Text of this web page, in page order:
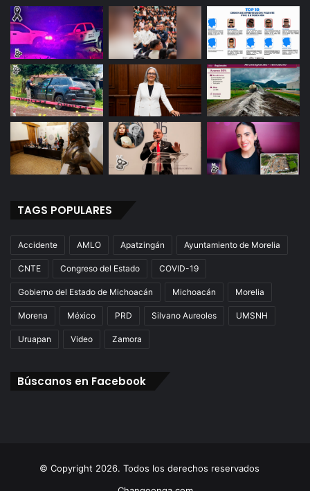
TAGS POPULARES
Accidente AMLO Apatzingán Ayuntamiento de Morelia
CNTE Congreso del Estado COVID-19
Gobierno del Estado de Michoacán Michoacán Morelia
Morena México PRD Silvano Aureoles UMSNH
Uruapan Video Zamora
Búscanos en Facebook
© Copyright 2026. Todos los derechos reservados